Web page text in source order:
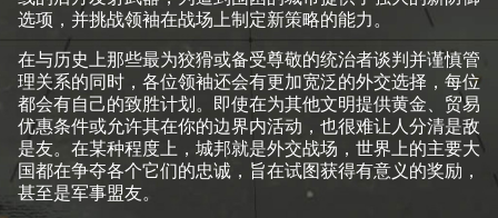
选项，并挑战领袖在战场上制定新策略的能力。
在与历史上那些最为狡猾或备受尊敬的统治者谈判并谨慎管
理关系的同时，各位领袖还会有更加宽泛的外交选择，每位
都会有自己的致胜计划。即使在为其他文明提供黄金、贸易
优惠条件或允许其在你的边界内活动，也很难让人分清是敌
是友。在某种程度上，城邦就是外交战场，世界上的主要大
国都在争夺各个它们的忠诚，旨在试图获得有意义的奖励，
甚至是军事盟友。